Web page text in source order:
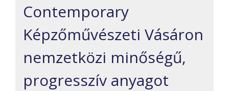
Contemporary
Képzőművészeti Vásáron
nemzetközi minőségű,
progresszív anyagot